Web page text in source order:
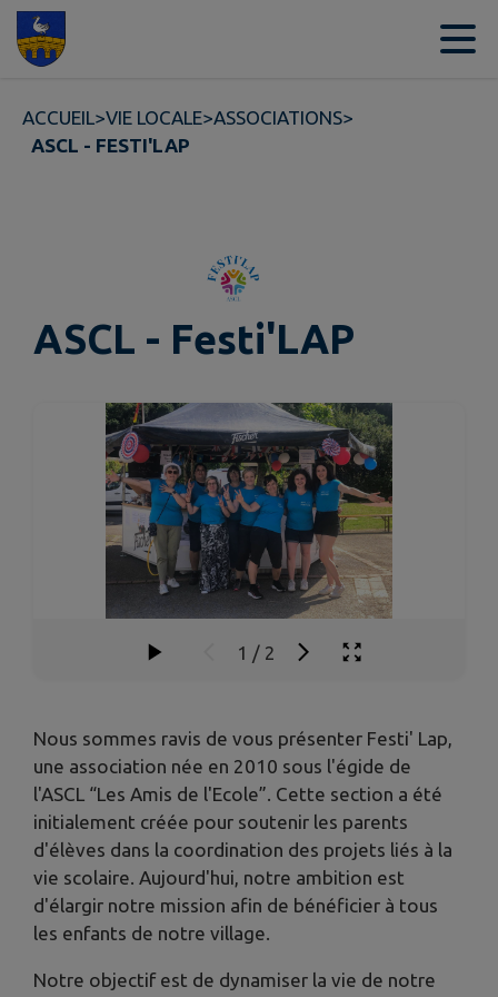
Contenu
ACCUEIL>VIE LOCALE>ASSOCIATIONS>
ASCL - FESTI'LAP
ASCL - Festi'LAP
1 / 2
Nous sommes ravis de vous présenter Festi' Lap,
une association née en 2010 sous l'égide de
l'ASCL “Les Amis de l'Ecole”. Cette section a été
initialement créée pour soutenir les parents
d'élèves dans la coordination des projets liés à la
vie scolaire. Aujourd'hui, notre ambition est
d'élargir notre mission afin de bénéficier à tous
les enfants de notre village.
Notre objectif est de dynamiser la vie de notre